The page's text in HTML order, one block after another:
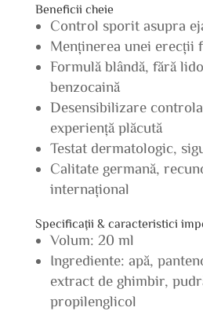
Beneficii cheie
Control sporit asupra
Menținerea unei erecții
Formulă blândă, fără
benzocaină
Desensibilizare
experiență plăcută
Testat dermatologic,
Calitate germană,
internațional
Specificații & caracteristici
Volum: 20 ml
Ingrediente: apă,
extract de ghimbir,
propilenglicol